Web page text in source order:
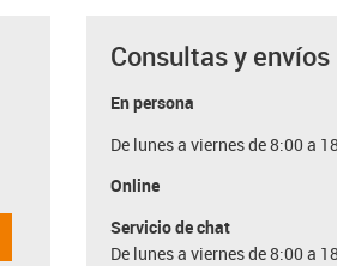
Consultas y envíos
En persona
De lunes a viernes de 8:00 a
Online
Servicio de chat
De lunes a viernes de 8:00 a